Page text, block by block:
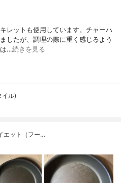
レットも使用しています。チャーハ
したが、調理の際に重く感じるよう
は…続きを見る
イル)
エット（フー…